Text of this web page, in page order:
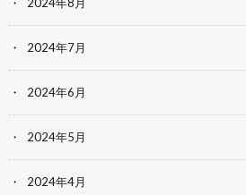
2024年7月
2024年6月
2024年5月
2024年4月